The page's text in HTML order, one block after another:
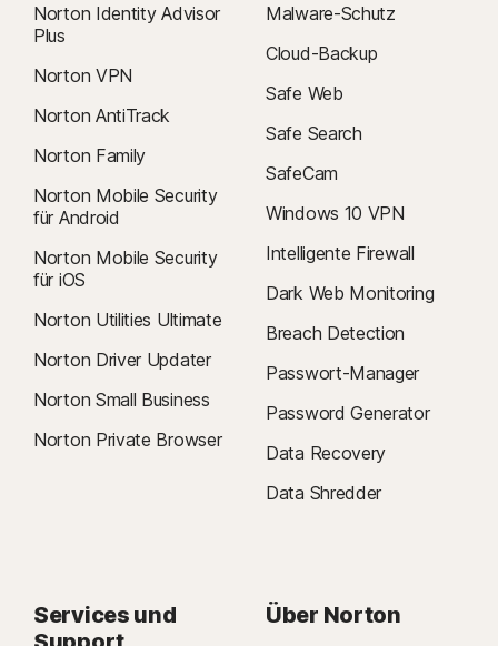
Norton Identity Advisor
Plus
Norton VPN
Norton AntiTrack
Norton Family
Norton Mobile Security
für Android
Norton Mobile Security
für iOS
Norton Utilities Ultimate
Norton Driver Updater
Norton Small Business
Norton Private Browser
Malware-Schutz
Cloud-Backup
Safe Web
Safe Search
SafeCam
Windows 10 VPN
Intelligente Firewall
Dark Web Monitoring
Breach Detection
Passwort-Manager
Password Generator
Data Recovery
Data Shredder
Services und
Über Norton